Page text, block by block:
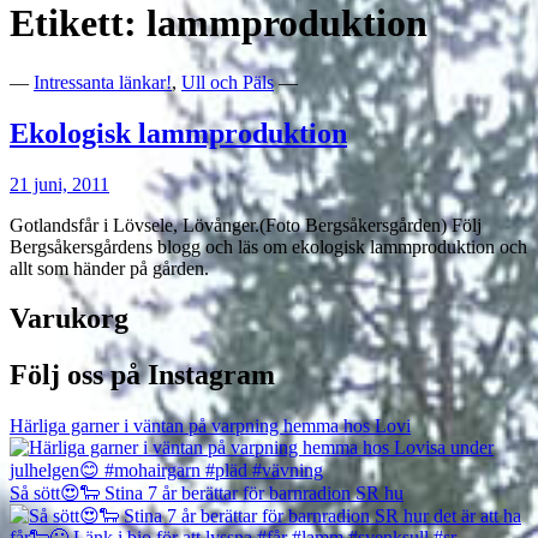
Etikett: lammproduktion
— Intressanta länkar!, Ull och Päls—
Ekologisk lammproduktion
21 juni, 2011
Gotlandsfår i Lövsele, Lövånger.(Foto Bergsåkersgården) Följ
Bergsåkersgårdens blogg och läs om ekologisk lammproduktion och
allt som händer på gården.
Varukorg
Följ oss på Instagram
Härliga garner i väntan på varpning hemma hos Lovi
Så sött😍🐑 Stina 7 år berättar för barnradion SR hu